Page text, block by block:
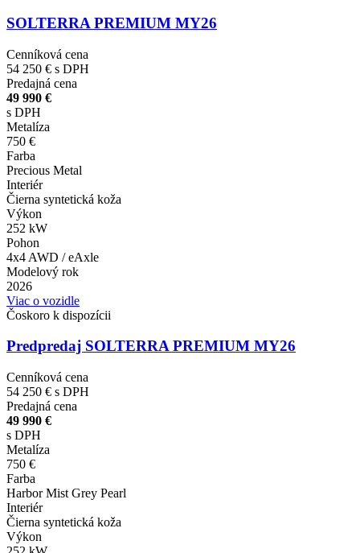
SOLTERRA PREMIUM MY26
Cenníková cena
54 250 € s DPH
Predajná cena
49 990 €
s DPH
Metalíza
750 €
Farba
Precious Metal
Interiér
Čierna syntetická koža
Výkon
252 kW
Pohon
4x4 AWD / eAxle
Modelový rok
2026
Viac o vozidle
Čoskoro k dispozícii
Predpredaj SOLTERRA PREMIUM MY26
Cenníková cena
54 250 € s DPH
Predajná cena
49 990 €
s DPH
Metalíza
750 €
Farba
Harbor Mist Grey Pearl
Interiér
Čierna syntetická koža
Výkon